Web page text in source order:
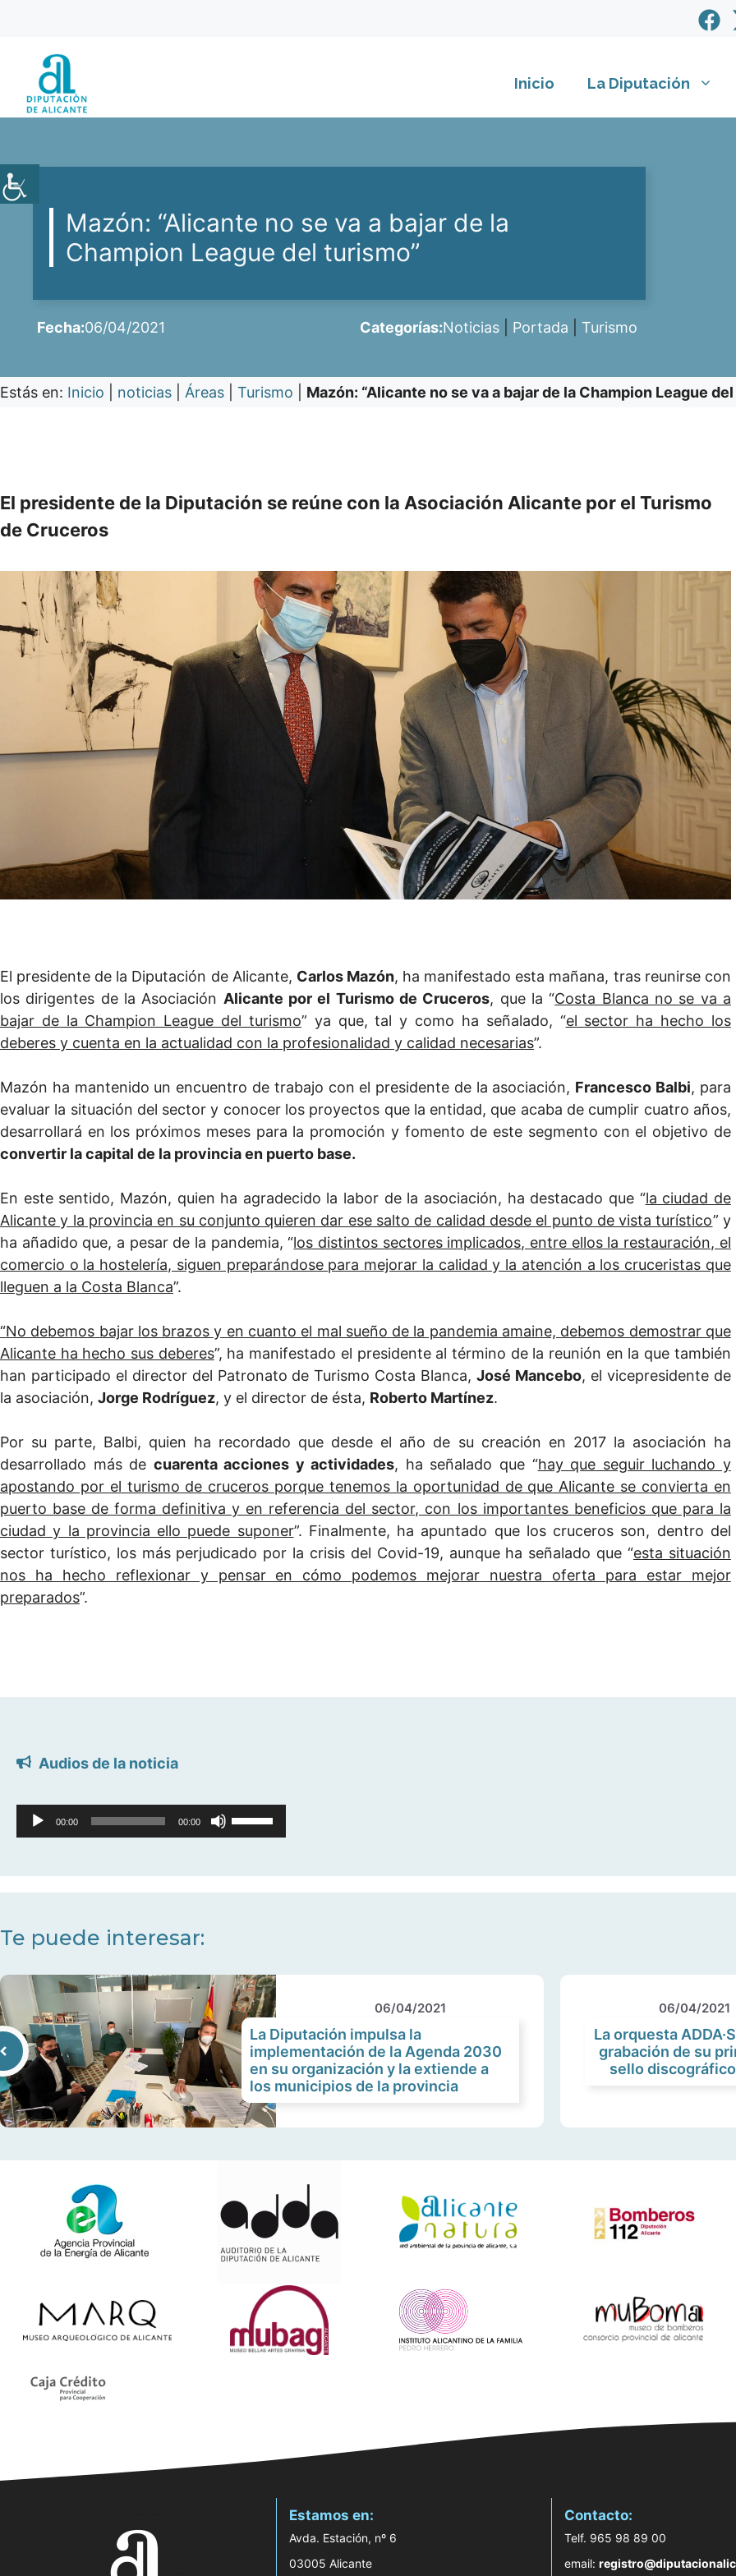
contenido
Inicio La Diputación
Mazón: “Alicante no se va a bajar de la
Champion League del turismo”
Fecha:06/04/2021 Categorías:Noticias Portada Turismo
Estás en: Inicio noticias Áreas Turismo Mazón: “Alicante no se va a bajar de la Champion League
El presidente de la Diputación se reúne con la Asociación Alicante por el Turismo
de Cruceros
El presidente de la Diputación de Alicante, Carlos Mazón, ha manifestado esta mañana, tras reunirse con
los dirigentes de la Asociación Alicante por el Turismo de Cruceros, que la “Costa Blanca no se va a
bajar de la Champion League del turismo” ya que, tal y como ha señalado, “el sector ha hecho los
deberes y cuenta en la actualidad con la profesionalidad y calidad necesarias”.
Mazón ha mantenido un encuentro de trabajo con el presidente de la asociación, Francesco Balbi, para
evaluar la situación del sector y conocer los proyectos que la entidad, que acaba de cumplir cuatro años,
desarrollará en los próximos meses para la promoción y fomento de este segmento con el objetivo de
convertir la capital de la provincia en puerto base.
En este sentido, Mazón, quien ha agradecido la labor de la asociación, ha destacado que “la ciudad de
Alicante y la provincia en su conjunto quieren dar ese salto de calidad desde el punto de vista turístico” y
ha añadido que, a pesar de la pandemia, “los distintos sectores implicados, entre ellos la restauración, el
comercio o la hostelería, siguen preparándose para mejorar la calidad y la atención a los cruceristas que
lleguen a la Costa Blanca”.
“No debemos bajar los brazos y en cuanto el mal sueño de la pandemia amaine, debemos demostrar que
Alicante ha hecho sus deberes”, ha manifestado el presidente al término de la reunión en la que también
han participado el director del Patronato de Turismo Costa Blanca,José Mancebo, el vicepresidente de
la asociación, Jorge Rodríguez, y el director de ésta, Roberto Martínez.
Por su parte, Balbi, quien ha recordado que desde el año de su creación en 2017 la asociación ha
desarrollado más de cuarenta acciones y actividades, ha señalado que “hay que seguir luchando y
apostando por el turismo de cruceros porque tenemos la oportunidad de que Alicante se convierta en
puerto base de forma definitiva y en referencia del sector, con los importantes beneficios que para la
ciudad y la provincia ello puede suponer”. Finalmente, ha apuntado que los cruceros son, dentro del
sector turístico, los más perjudicado por la crisis del Covid-19, aunque ha señalado que “esta situación
nos ha hecho reflexionar y pensar en cómo podemos mejorar nuestra oferta para estar mejor
preparados”.
Audios de la noticia
Reproductor
de
00:00 00:00
Utiliza
las
de
o
disminuir
el
volumen.
Te puede interesar:
06/04/2021
La Diputación impulsa la
implementación de la Agenda 2030
en su organización y la extiende a
los municipios de la provincia
06/04/2021
La orquesta
grabación de su
sello
Estamos en:
Avda. Estación, nº 6
03005 Alicante
Contacto:
Telf. 965 98 89 00
email: